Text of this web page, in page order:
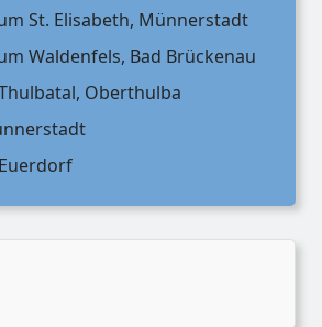
St. Elisabeth, Münnerstadt
Waldenfels, Bad Brückenau
Oberthulba